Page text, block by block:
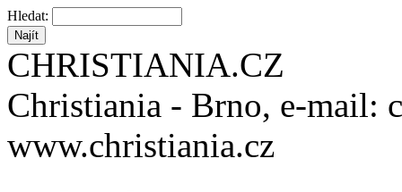
Hledat:
CHRISTIANIA.CZ
Christiania - Brno, e-mail:
www.christiania.cz